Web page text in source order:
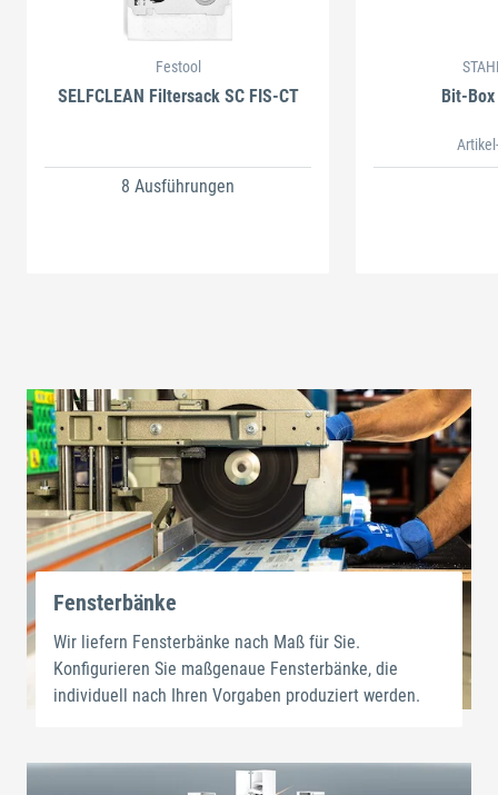
Festool
SELFCLEAN Filtersack SC FIS-CT
8 Ausführungen
Bit-
Fensterbänke
Wir liefern Fensterbänke nach Maß für Sie.
Konfigurieren Sie maßgenaue Fensterbänke, die
individuell nach Ihren Vorgaben produziert werden.